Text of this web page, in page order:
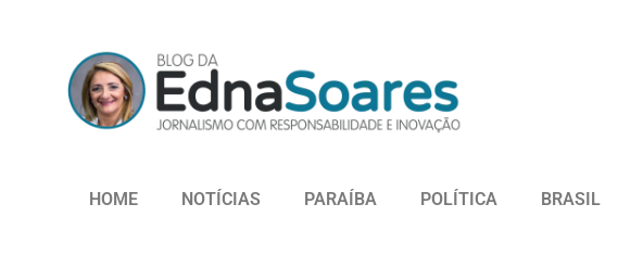
HOME NOTÍCIAS PARAÍBA POLÍTICA BRASIL